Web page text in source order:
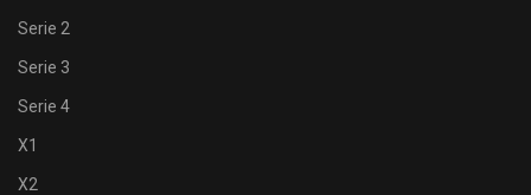
Serie 2
Serie 3
Serie 4
X1
X2